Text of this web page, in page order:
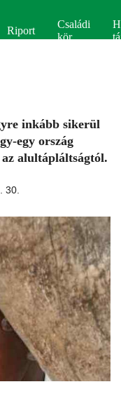
Riport
Családi
kör
inkább sikerül
egy ország
az alultápláltságtól.
30.